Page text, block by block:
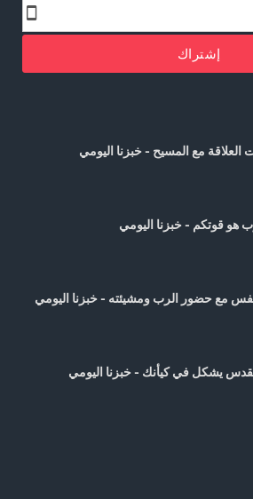
إشتراك
العلاقة مع المسيح - خبزنا اليومي
هو قوتكم - خبزنا اليومي
مع حضور الرب ومشيئته - خبزنا اليومي
يشكل في كيأنك - خبزنا اليومي